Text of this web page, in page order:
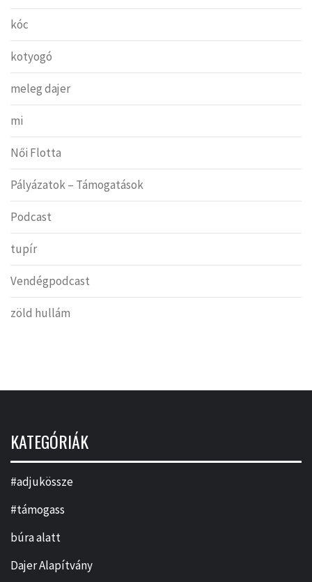
kóc
kotyogó
meleg dajer
mi
Női Flotta
Pályázatok – Támogatások
Podcast
tupír
Vendégpodcast
zöld hullám
KATEGÓRIÁK
#adjukössze
#támogass
búra alatt
Dajer Alapítvány